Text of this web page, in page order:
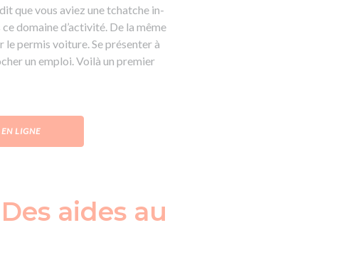
que vous aviez une tchatche in-
domaine d’activité. De la même
permis voiture. Se présenter à
un emploi. Voilà un premier
LIGNE
aides au